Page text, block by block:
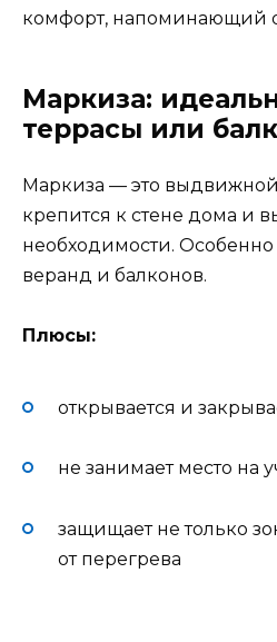
комфорт, напоминающий
Маркиза:
террасы или
Маркиза — это
крепится к стене дома и
необходимости. Особенно
веранд и балконов.
Плюсы:
открывается и
не занимает место на
защищает не только
от перегрева